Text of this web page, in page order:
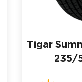
Tigar
235/